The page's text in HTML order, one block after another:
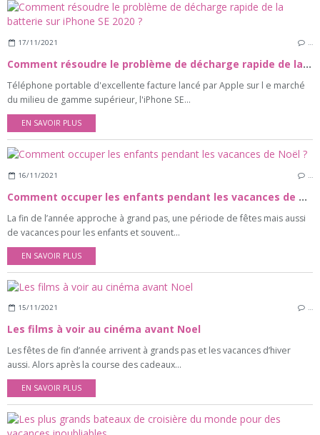
17/11/2021 …
Comment résoudre le problème de décharge rapide de la batterie sur iPhone SE 2020 ?
Téléphone portable d'excellente facture lancé par Apple sur l e marché
du milieu de gamme supérieur, l'iPhone SE...
EN SAVOIR PLUS
16/11/2021 …
Comment occuper les enfants pendant les vacances de Noël ?
La fin de l’année approche à grand pas, une période de fêtes mais aussi
de vacances pour les enfants et souvent...
EN SAVOIR PLUS
15/11/2021 …
Les films à voir au cinéma avant Noel
Les fêtes de fin d’année arrivent à grands pas et les vacances d’hiver
aussi. Alors après la course des cadeaux...
EN SAVOIR PLUS